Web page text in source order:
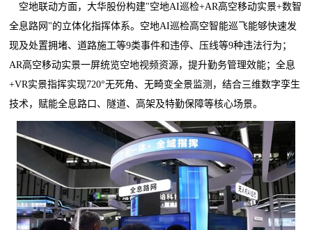
空地联动方面，大华股份构建"空地AI巡检+AR高空移动实景+数智
全息路网"的立体化指挥体系。空地AI巡检高空智能巡飞能够快速发
现及处置拥堵、道路施工等9类事件和违停、压线等9种违法行为；
AR高空移动实景一屏统览空地视频资源，提升勤务管理效能；全息
+VR实景指挥实现720°无死角、无畸变全景监测，结合三维数字孪生
技术，赋能全息路口、隧道、高架及特勤保障等核心场景。